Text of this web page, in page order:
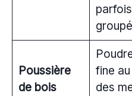
parfois
Poussière
de bois
fine
des